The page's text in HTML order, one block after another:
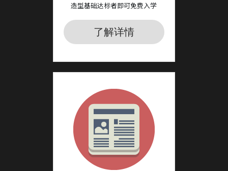
造型基础达标者即可免费入学
了解详情